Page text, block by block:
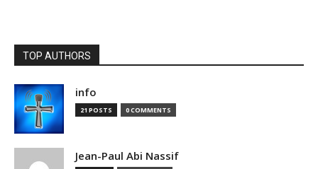
TOP AUTHORS
info
21 POSTS 0 COMMENTS
Jean-Paul Abi Nassif